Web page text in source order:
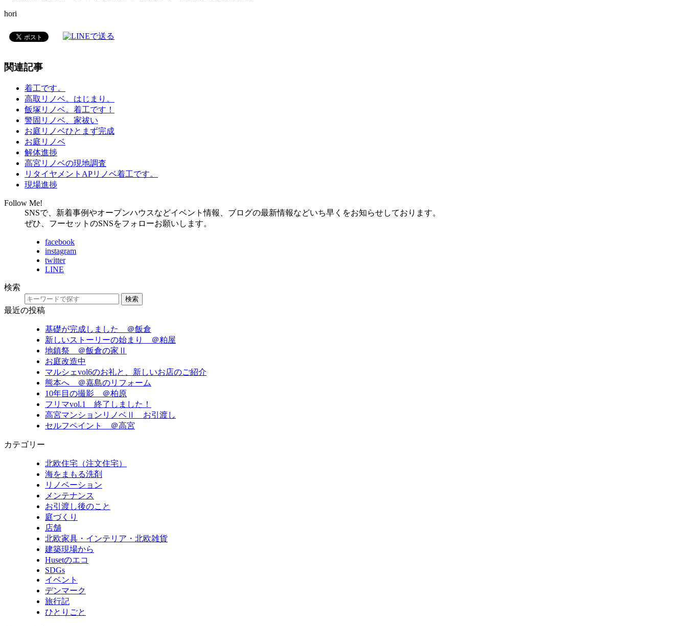
hori
関連記事
着工です。
高取リノベ。はじまり。
飯塚リノベ。着工です！
警固リノベ、家祓い
お庭リノベひとまず完成
お庭リノベ
解体進捗
高宮リノベの現地調査
リタイヤメントAPリノベ着工です。
現場進捗
Follow Me!
SNSで、新着事例やオープンハウスなどイベント情報、ブログの最新情報などいち早くをお知らせしております。
ぜひ、フーセットのSNSをフォローお願いします。
facebook
instagram
twitter
LINE
検索
検索
最近の投稿
基礎が完成しました ＠飯倉
新しいストーリーの始まり ＠粕屋
地鎮祭 ＠飯倉の家Ⅱ
お庭改造中
マルシェvol6のお礼と、新しいお店のご紹介
熊本へ ＠嘉島のリフォーム
10年目の撮影 ＠柏原
フリマvol.1 終了しました！
高宮マンションリノベⅡ お引渡し
セルフペイント ＠高宮
カテゴリー
北欧住宅（注文住宅）
海をまもる洗剤
リノベーション
メンテナンス
お引渡し後のこと
庭づくり
店舗
北欧家具・インテリア・北欧雑貨
建築現場から
Husetのエコ
SDGs
イベント
デンマーク
旅行記
ひとりごと